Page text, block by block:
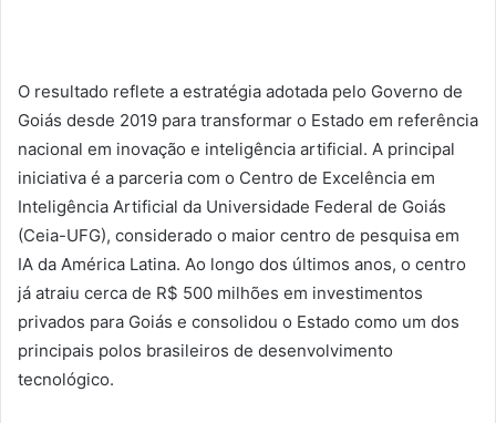
O resultado reflete a estratégia adotada pelo Governo de
Goiás desde 2019 para transformar o Estado em referência
nacional em inovação e inteligência artificial. A principal
iniciativa é a parceria com o Centro de Excelência em
Inteligência Artificial da Universidade Federal de Goiás
(Ceia-UFG), considerado o maior centro de pesquisa em
IA da América Latina. Ao longo dos últimos anos, o centro
já atraiu cerca de R$ 500 milhões em investimentos
privados para Goiás e consolidou o Estado como um dos
principais polos brasileiros de desenvolvimento
tecnológico.